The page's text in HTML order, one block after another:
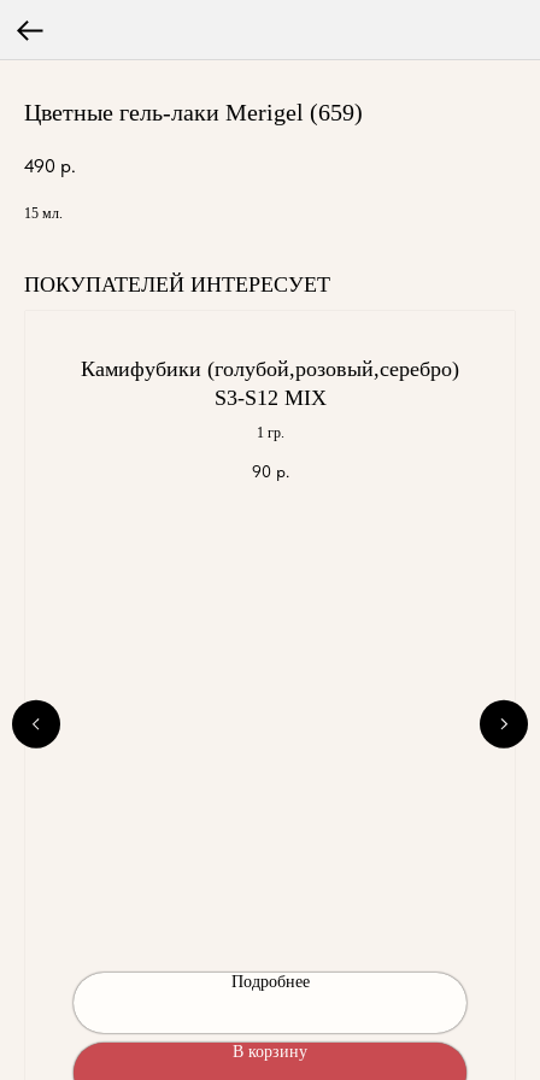
Цветные гель-лаки Merigel (659)
490 р.
15 мл.
ПОКУПАТЕЛЕЙ ИНТЕРЕСУЕТ
Камифубики (голубой,розовый,серебро)
S3-S12 MIX
1 гр.
90 р.
Подробнее
В корзину